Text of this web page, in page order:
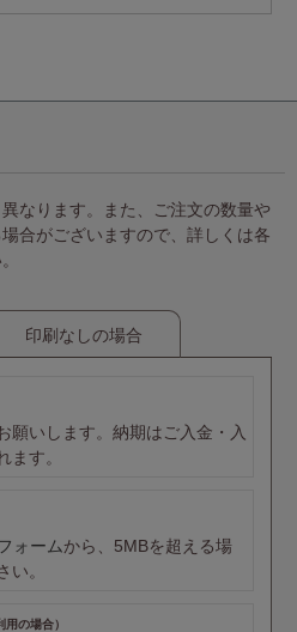
なります。また、ご注文の数量や
合がございますので、詳しくは各
印刷なしの場合
願いします。納期はご入金・入
ます。
ォームから、5MBを超える場
い。
の場合）